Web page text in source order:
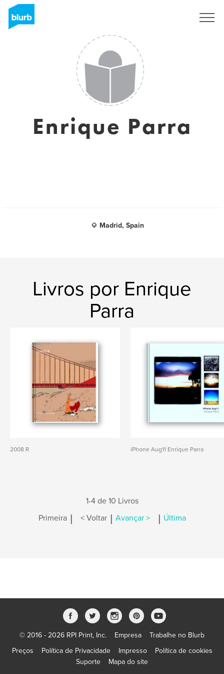
Enrique Parra
Madrid, Spain
Livros por Enrique
Parra
2008 R iPhone Aug11 Enrique Parra
1-4 de 10 Livros
Primeira | < Voltar | Avançar > | Última
© 2016 - 2026 RPI Print, Inc. Empresa
Trabalhe no Blurb
Preços
Política de Privacidade Impresso
Política de cookies
Suporte
Mapa do site